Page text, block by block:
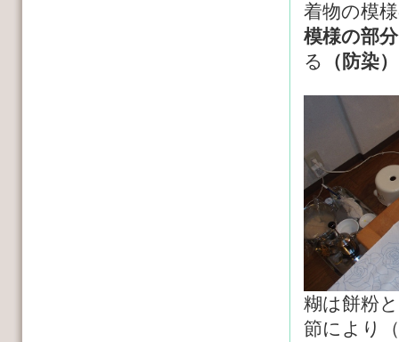
着物の模
模様の部
る
（防染）
糊は餅粉
節により